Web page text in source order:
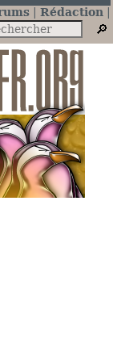
Rédaction